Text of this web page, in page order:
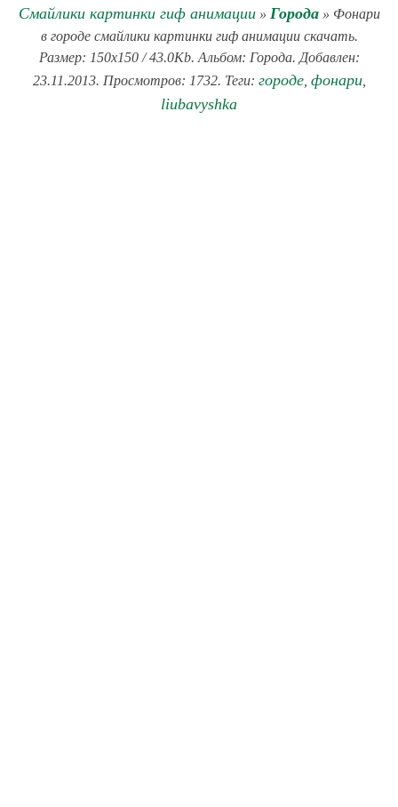
Смайлики картинки гиф анимации» Города» Фонари
в городе смайлики картинки гиф анимации скачать.
Размер: 150x150 / 43.0Kb. Альбом: Города. Добавлен:
23.11.2013. Просмотров: 1732. Теги: городе, фонари,
liubavyshka